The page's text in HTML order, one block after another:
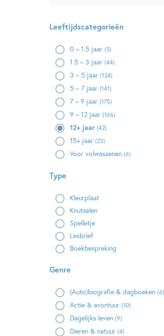
Leeftijdscategorieën
0 – 1.5 jaar (5)
1.5 – 3 jaar (44)
3 – 5 jaar (124)
5 – 7 jaar (141)
7 – 9 jaar (175)
9 – 12 jaar (166)
12+ jaar (42)
15+ jaar (23)
Voor volwassenen (6)
Type
Kleurplaat
Knutselen
Spelletje
Lesbrief
Boekbespreking
Genre
(Auto)biografie & dagboeken (6)
Actie & avontuur (10)
Dagelijks leven (9)
Dieren & natuur (4)